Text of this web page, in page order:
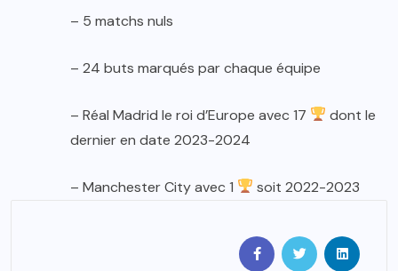
– 5 matchs nuls
– 24 buts marqués par chaque équipe
– Réal Madrid le roi d’Europe avec 17
dont le
dernier en date 2023-2024
– Manchester City avec 1 soit 2022-2023